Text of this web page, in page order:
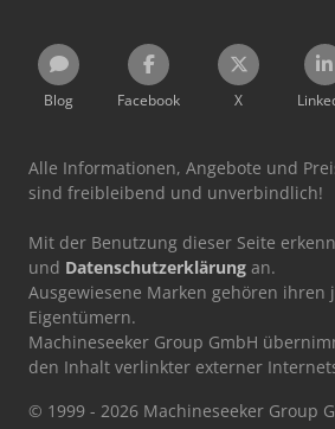
Blog Facebook X
Alle Informationen, Angebote und
sind freibleibend und unverbindlich!
Mit der Benutzung dieser Seite
und Datenschutzerklärung an.
Ausgewiesene Marken gehören ihren
Eigentümern.
Machineseeker Group GmbH
den Inhalt verlinkter externer
© 1999 - 2026 Machineseeker Group